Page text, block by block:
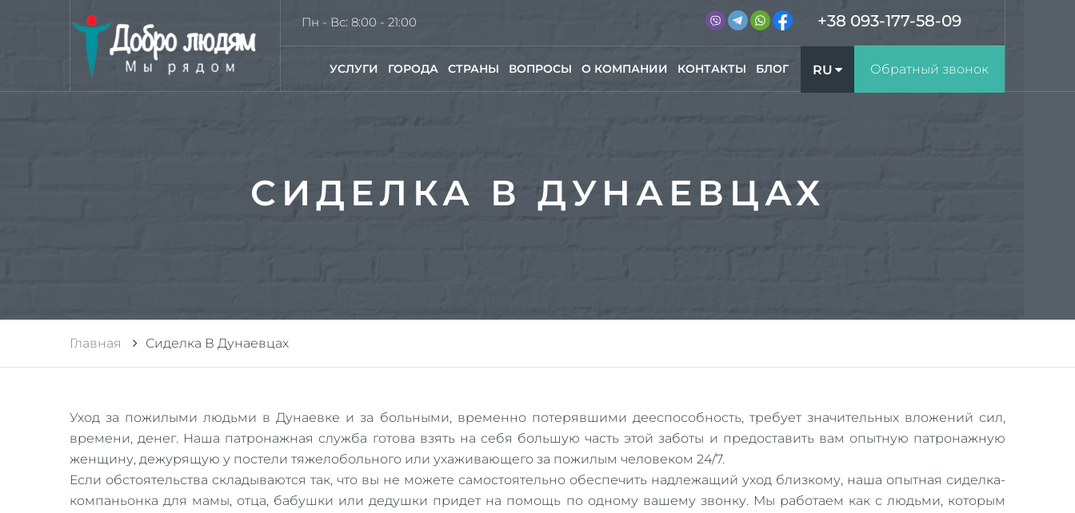
УСЛУГИ ГОРОДА СТРАНЫ ВОПРОСЫ О КОМПАНИИ КОНТАКТЫ БЛОГ RU Обратный звонок
+38 093-177-58-09
Пн - Вс: 8:00 - 21:00
СИДЕЛКА В ДУНАЕВЦАХ
Главная Сиделка В Дунаевцах
Уход за пожилыми людьми в Дунаевке и за больными, временно потерявшими дееспособность, требует значительных вложений сил,
времени, денег. Наша патронажная служба готова взять на себя большую часть этой заботы и предоставить вам опытную патронажную
женщину, дежурящую у постели тяжелобольного или ухаживающего за пожилым человеком 24/7.
Если обстоятельства складываются так, что вы не можете самостоятельно обеспечить надлежащий уход близкому, наша опытная сиделка-
компаньонка для мамы, отца, бабушки или дедушки придет на помощь по одному вашему звонку. Мы работаем как с людьми, которым